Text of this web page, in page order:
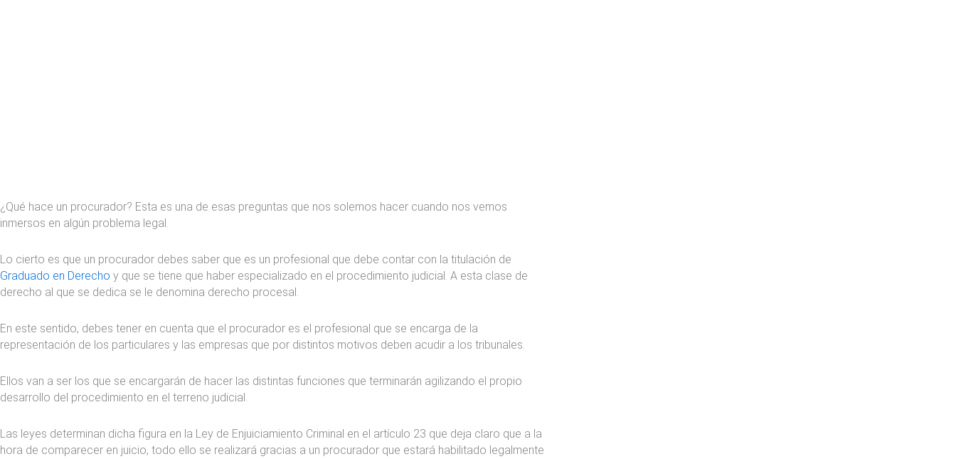
¿Qué hace un procurador? Esta es una de esas preguntas que nos solemos hacer cuando nos vemos
inmersos en algún problema legal.
Lo cierto es que un procurador debes saber que es un profesional que debe contar con la titulación de
Graduado en Derecho y que se tiene que haber especializado en el procedimiento judicial. A esta clase de
derecho al que se dedica se le denomina derecho procesal.
En este sentido, debes tener en cuenta que el procurador es el profesional que se encarga de la
representación de los particulares y las empresas que por distintos motivos deben acudir a los tribunales.
Ellos van a ser los que se encargarán de hacer las distintas funciones que terminarán agilizando el propio
desarrollo del procedimiento en el terreno judicial.
Las leyes determinan dicha figura en la Ley de Enjuiciamiento Criminal en el artículo 23 que deja claro que a la
hora de comparecer en juicio, todo ello se realizará gracias a un procurador que estará habilitado legalmente